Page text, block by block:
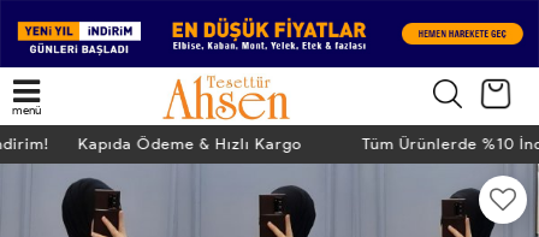
menü
Kapıda Ödeme & Hızlı Kargo Tüm Ürünlerde %10